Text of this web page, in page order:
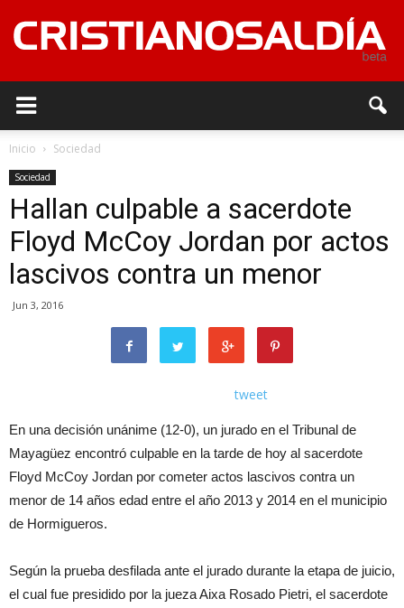
Inicio Sociedad
Sociedad
Hallan culpable a sacerdote
Floyd McCoy Jordan por actos
lascivos contra un menor
Jun 3, 2016
tweet
En una decisión unánime (12-0), un jurado en el Tribunal de
Mayagüez encontró culpable en la tarde de hoy al sacerdote
Floyd McCoy Jordan por cometer actos lascivos contra un
menor de 14 años edad entre el año 2013 y 2014 en el municipio
de Hormigueros.
Según la prueba desfilada ante el jurado durante la etapa de juicio,
el cual fue presidido por la jueza Aixa Rosado Pietri, el sacerdote